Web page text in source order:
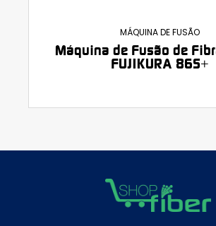
MÁQUINA DE FUSÃO
Máquina de Fusão de
FUJIKURA 86S+